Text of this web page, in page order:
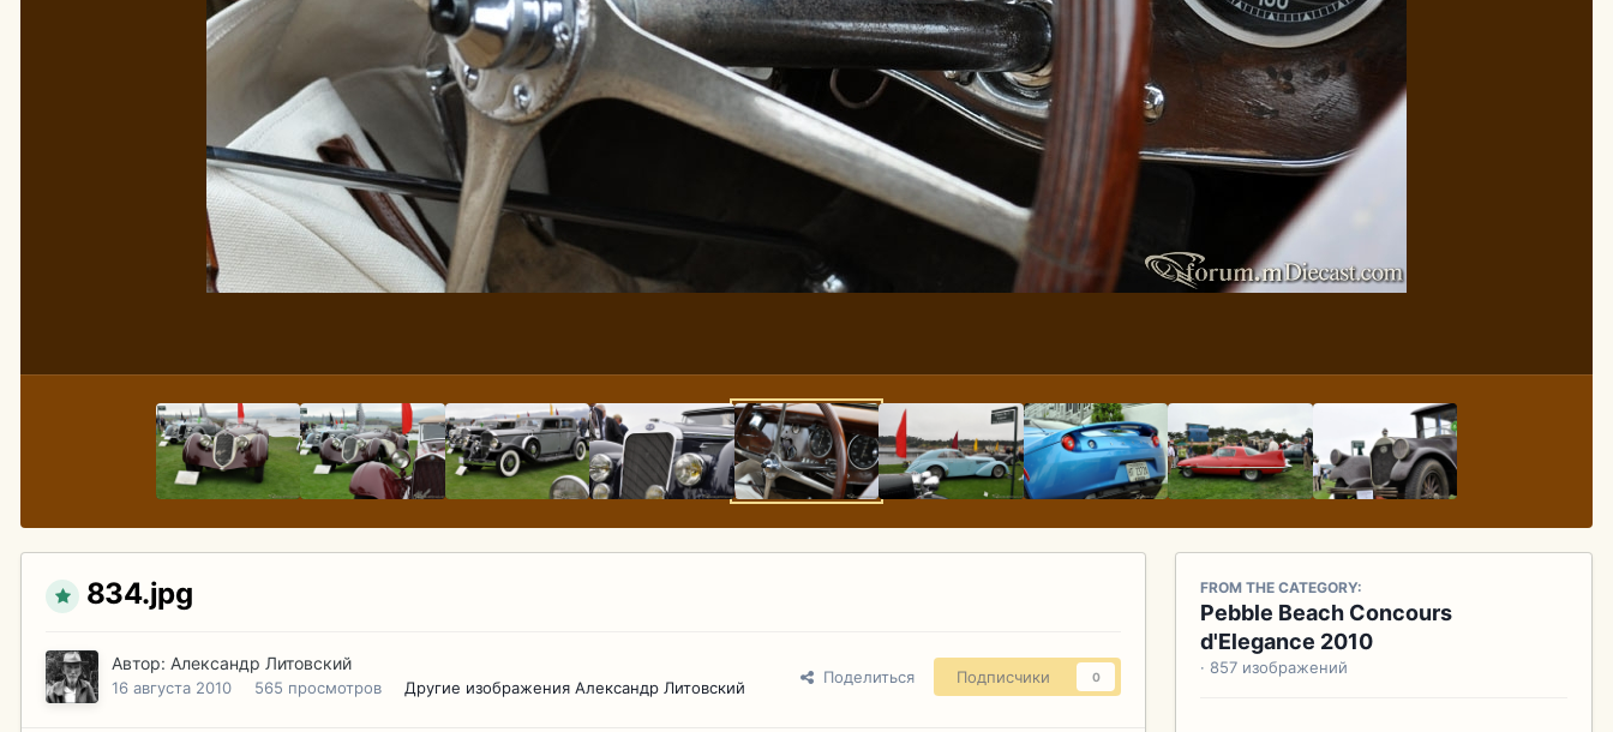
834.jpg
Автор: Александр Литовский
16 августа 2010 565 просмотров Другие изображения Александр Литовский
Поделиться Подписчики 0
FROM THE CATEGORY:
Pebble Beach Concours
d'Elegance 2010
· 857 изображений